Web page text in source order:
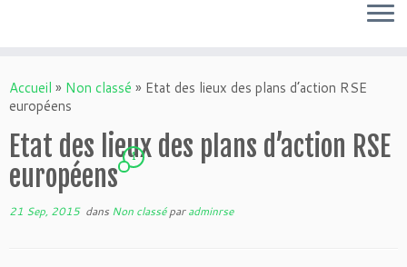
Accueil » Non classé » Etat des lieux des plans d’action RSE
européens
Etat des lieux des plans d’action RSE
européens
1
21 Sep, 2015dans Non classéparadminrse